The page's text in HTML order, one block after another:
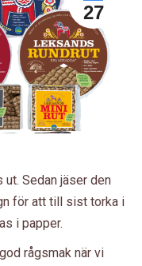
27
ut. Sedan jäser den
för att till sist torka i
i papper.
rågsmak när vi